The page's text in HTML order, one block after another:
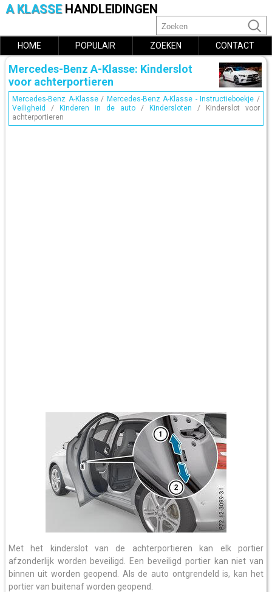
A KLASSE HANDLEIDINGEN
HOME POPULAIR ZOEKEN CONTACT
Mercedes-Benz A-Klasse: Kinderslot
voor achterportieren
Mercedes-Benz A-Klasse/ Mercedes-Benz A-Klasse - Instructieboekje /
Veiligheid
/ Kinderen in de auto / Kindersloten / Kinderslot voor
achterportieren
Met het kinderslot van de achterportieren kan elk portier
afzonderlijk worden beveiligd. Een beveiligd portier kan niet van
binnen uit worden geopend. Als de auto ontgrendeld is, kan het
portier van buitenaf worden geopend.